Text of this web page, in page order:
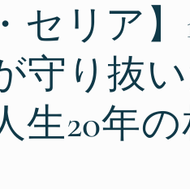
セリア
守り抜
生20年